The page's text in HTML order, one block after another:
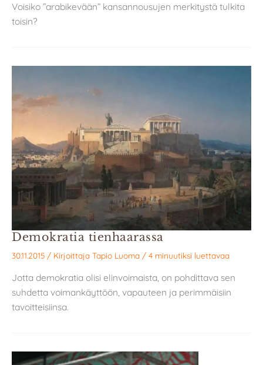
Voisiko ”arabikevään” kansannousujen merkitystä tulkita
toisin?
Demokratia tienhaarassa
30.11.2015 / Kirjoittaja Tapio Luoma / 4 minuutiksi luettavaa
Jotta demokratia olisi elinvoimaista, on pohdittava sen
suhdetta voimankäyttöön, vapauteen ja perimmäisiin
tavoitteisiinsa.